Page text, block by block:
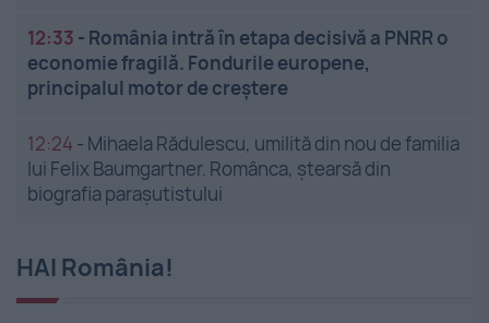
12:33 - România intră în etapa decisivă a PNRR o
economie fragilă. Fondurile europene,
principalul motor de creștere
12:24 - Mihaela Rădulescu, umilită din nou de familia
lui Felix Baumgartner. Românca, ștearsă din
biografia parașutistului
HAI România!